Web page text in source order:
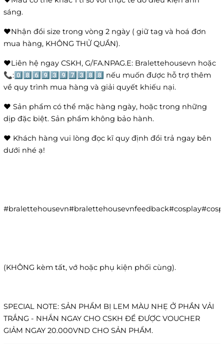
sáng.
❤️Nhận đổi size trong vòng 2 ngày ( giữ tag và hoá đơn
mua hàng, KHÔNG THỬ QUẦN).
❤️Liên hệ ngay CSKH, G/FA.NPAG.E: Bralettehousevn hoặc
📞:0️⃣8️⃣6️⃣9️⃣3️⃣9️⃣7️⃣3️⃣8️⃣8️⃣ nếu muốn được hỗ trợ thêm
về quy trình mua hàng và giải quyết khiếu nại.
❤️ Sản phẩm có thể mặc hàng ngày, hoặc trong những
dịp đặc biệt. Sản phẩm không bảo hành.
❤️ Khách hàng vui lòng đọc kĩ quy định đổi trả ngay bên
dưới nhé ạ!
(KHÔNG kèm tất, vớ hoặc phụ kiện phối cùng).
SPECIAL NOTE: SẢN PHẨM BỊ LEM MÀU NHẸ Ở PHẦN VẢI
TRẮNG - NHẮN NGAY CHO CSKH ĐỂ ĐƯỢC VOUCHER
GIẢM NGAY 20.000VND CHO SẢN PHẨM.